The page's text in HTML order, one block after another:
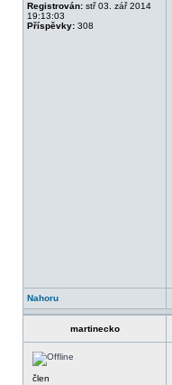
Registrován: stř 03. zář 2014
19:13:03
Příspěvky: 308
Nahoru
martinecko
člen